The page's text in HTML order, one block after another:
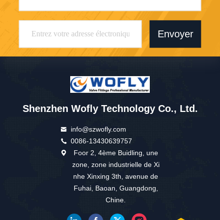
Envoyer
Shenzhen Wofly Technology Co., Ltd.
info@szwofly.com
0086-13430639757
Foor 2, 4ème Buidling, une
zone, zone industrielle de Xi
nhe Xinxing 3th, avenue de
Fuhai, Baoan, Guangdong,
Chine.